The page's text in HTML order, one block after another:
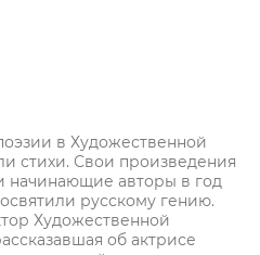
в Художественной
стихи. Свои произведения
начинающие авторы в год
русскому гению.
Художественной
об актрисе